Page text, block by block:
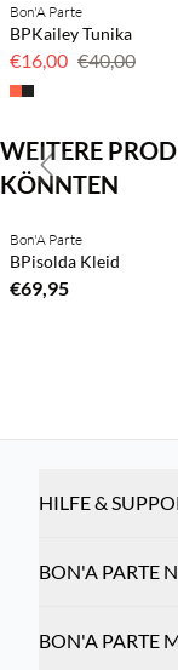
60 % Rabatt
Bon'A Parte
BPKailey Tunika
€16,00 €40,00
WEITERE
KÖNNTEN
NEUHEITEN
Kaufe mind. 2 & spare 20
Bon'A Parte
BPisolda Kleid
€69,95
Previous slide
HILFE &
BON'A PARTE
BON'A PARTE